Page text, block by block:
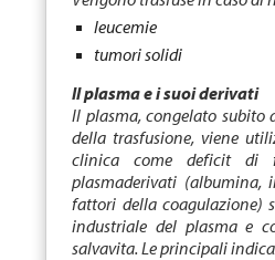
leucemie
tumori solidi
Il plasma e i suoi derivati
Il plasma, congelato subito
della trasfusione, viene
clinica come deficit di
plasmaderivati (albumina,
fattori della coagulazione)
industriale del plasma e
salvavita. Le principali